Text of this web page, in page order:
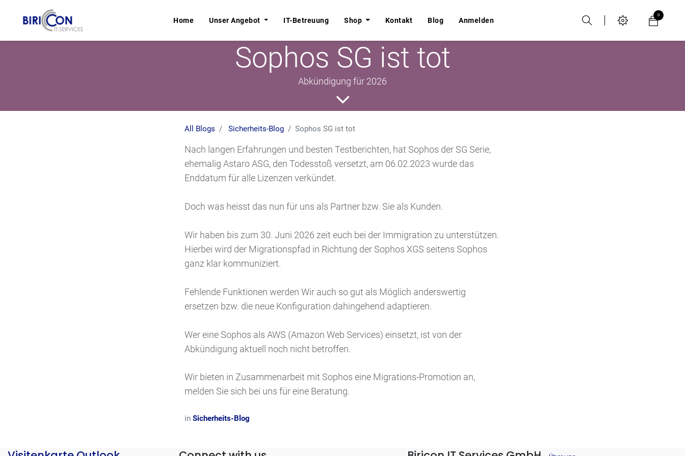
Home Unser Angebot IT-Betreuung Shop Kontakt Blog Anmelden
0
Home Unser Angebot IT-Betreuung Shop Kontakt Blog Anmelden
0
Sophos SG ist tot
Abkündigung für 2026
All Blogs Sicherheits-Blog Sophos SG ist tot
Nach langen Erfahrungen und besten Testberichten, hat Sophos der SG Serie,
ehemalig Astaro ASG, den Todesstoß versetzt, am 06.02.2023 wurde das
Enddatum für alle Lizenzen verkündet.
Doch was heisst das nun für uns als Partner bzw. Sie als Kunden.
Wir haben bis zum 30. Juni 2026 zeit euch bei der Immigration zu unterstützen.
Hierbei wird der Migrationspfad in Richtung der Sophos XGS seitens Sophos
ganz klar kommuniziert.
Fehlende Funktionen werden Wir auch so gut als Möglich anderswertig
ersetzen bzw. die neue Konfiguration dahingehend adaptieren.
Wer eine Sophos als AWS (Amazon Web Services) einsetzt, ist von der
Abkündigung aktuell noch nicht betroffen.
Wir bieten in Zusammenarbeit mit Sophos eine Migrations-Promotion an,
melden Sie sich bei uns für eine Beratung.
in Sicherheits-Blog